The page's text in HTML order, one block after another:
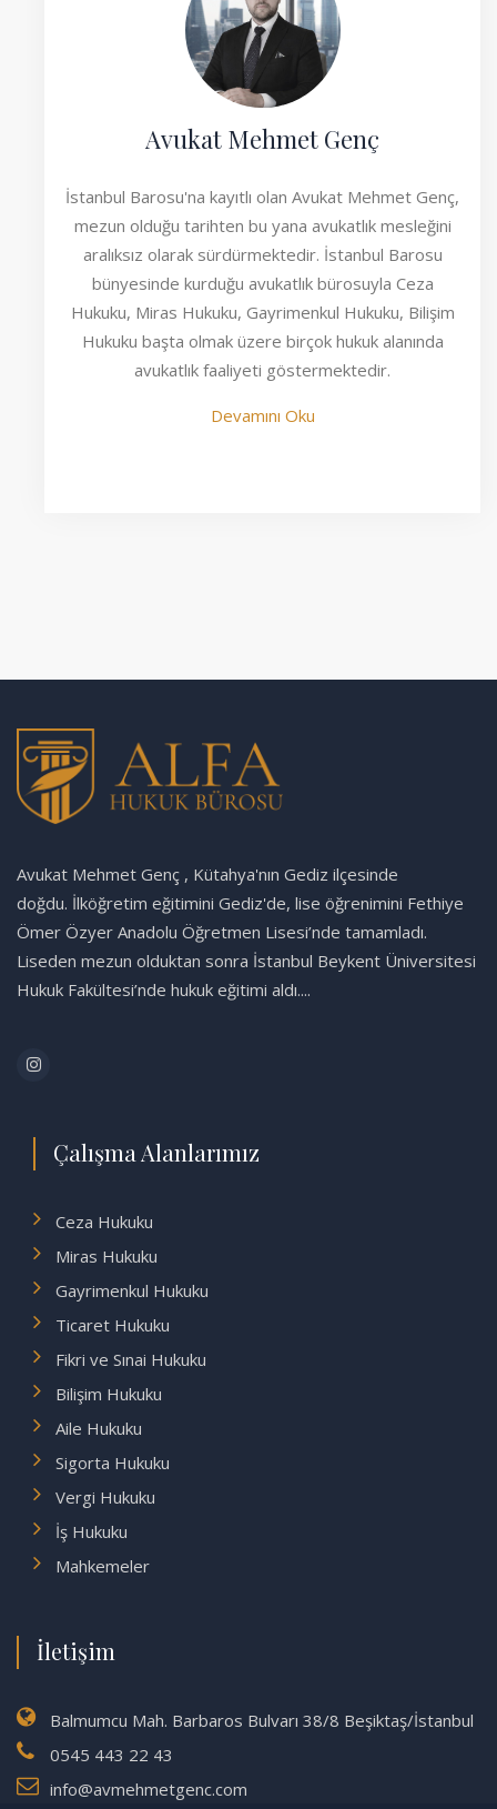
Avukat Mehmet Genç
İstanbul Barosu'na kayıtlı olan Avukat Mehmet Genç,
mezun olduğu tarihten bu yana avukatlık mesleğini
aralıksız olarak sürdürmektedir. İstanbul Barosu
bünyesinde kurduğu avukatlık bürosuyla Ceza
Hukuku, Miras Hukuku, Gayrimenkul Hukuku, Bilişim
Hukuku başta olmak üzere birçok hukuk alanında
avukatlık faaliyeti göstermektedir.
Devamını Oku
Avukat Mehmet Genç , Kütahya'nın Gediz ilçesinde
doğdu. İlköğretim eğitimini Gediz'de, lise öğrenimini Fethiye
Ömer Özyer Anadolu Öğretmen Lisesi’nde tamamladı.
Liseden mezun olduktan sonra İstanbul Beykent Üniversitesi
Hukuk Fakültesi’nde hukuk eğitimi aldı....
Çalışma Alanlarımız
Ceza Hukuku
Miras Hukuku
Gayrimenkul Hukuku
Ticaret Hukuku
Fikri ve Sınai Hukuku
Bilişim Hukuku
Aile Hukuku
Sigorta Hukuku
Vergi Hukuku
İş Hukuku
Mahkemeler
İletişim
Balmumcu Mah. Barbaros Bulvarı 38/8 Beşiktaş/İstanbul
0545 443 22 43
info@avmehmetgenc.com